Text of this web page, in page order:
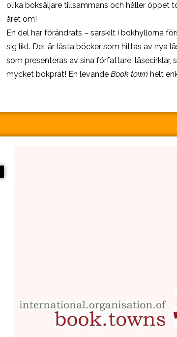
olika boksäljare tillsammans och håller öppet
året om!
En del har förändrats – särskilt i bokhyllorna
sig likt. Det är lästa böcker som hittas av nya
som presenteras av sina författare, läsecirklar,
mycket bokprat! En levandeBook town helt